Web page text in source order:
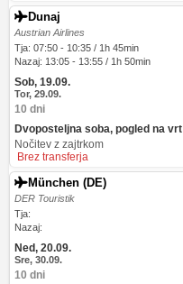
Dunaj
Austrian Airlines
Tja: 07:50 - 10:35 / 1h 45min
Nazaj: 13:05 - 13:55 / 1h 50min
Sob, 19.09.
Tor, 29.09.
10 dni
Dvoposteljna soba, pogled na vrt
Nočitev z zajtrkom
Brez transferja
München (DE)
DER Touristik
Tja:
Nazaj:
Ned, 20.09.
Sre, 30.09.
10 dni